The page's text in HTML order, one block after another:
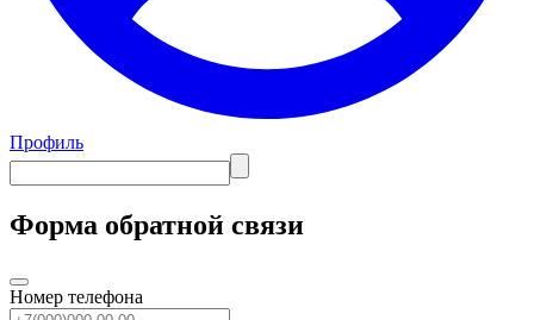
Профиль
Форма обратной связи
Номер телефона